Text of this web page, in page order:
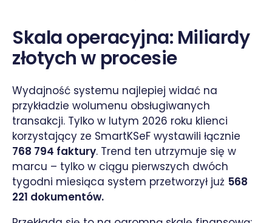
Skala operacyjna: Miliardy
złotych w procesie
Wydajność systemu najlepiej widać na
przykładzie wolumenu obsługiwanych
transakcji. Tylko w lutym 2026 roku klienci
korzystający ze SmartKSeF wystawili łącznie
768 794 faktury. Trend ten utrzymuje się w
marcu – tylko w ciągu pierwszych dwóch
tygodni miesiąca system przetworzył już 568
221 dokumentów.